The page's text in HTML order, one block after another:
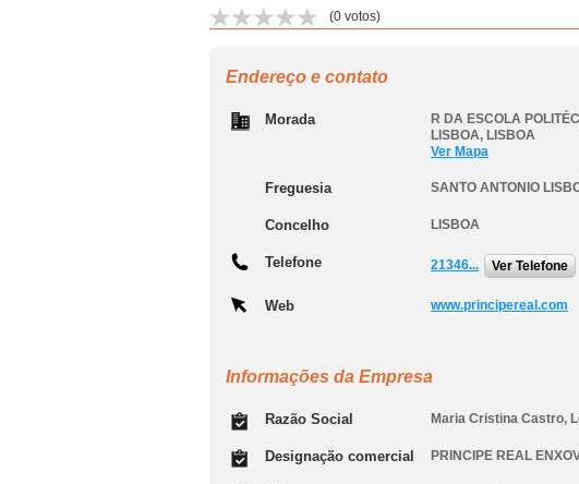
(0 votos)
Endereço e contato
Morada R DA ESCOLA
LISBOA, LISBOA
Ver Mapa
Freguesia SANTO ANTONIO
Concelho LISBOA
Telefone 21346... Ver Telefone
Web www.principereal.com
Informações da Empresa
Razão Social Maria Cristina Castro,
Designação comercial PRINCIPE REAL